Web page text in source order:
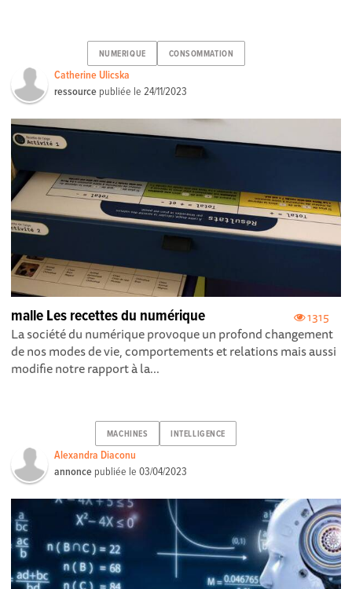
NUMERIQUE CONSOMMATION
Catherine Ulicska
ressource publiée le24/11/2023
1315
malle Les recettes du numérique
La société du numérique provoque un profond changement
de nos modes de vie, comportements et relations mais aussi
modifie notre rapport à la...
MACHINES INTELLIGENCE
Alexandra Diaconu
annonce publiée le03/04/2023